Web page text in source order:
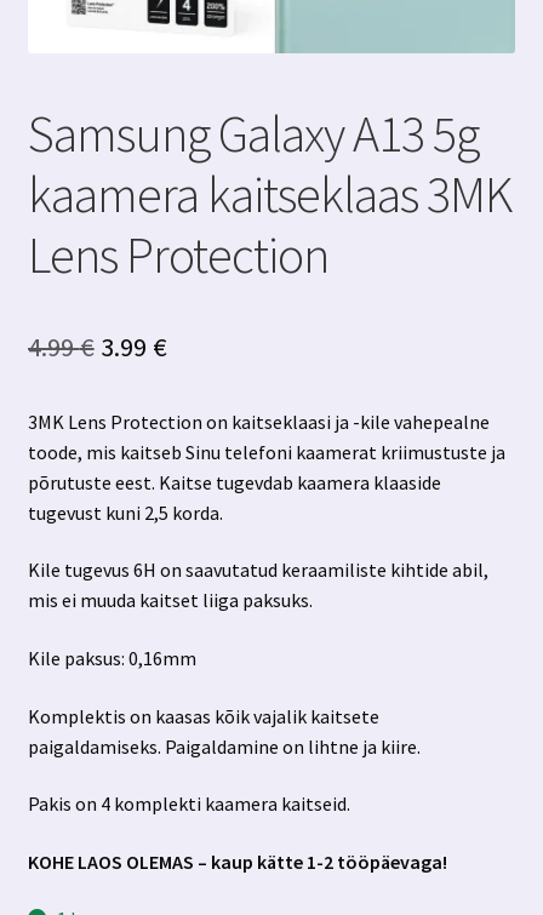
Samsung Galaxy A13 5g
kaamera kaitseklaas 3MK
Lens Protection
4.99€ Algne
oli:
4.99 €.
3.99 €Praegune
on:
3.99 €.
3MK Lens Protection on kaitseklaasi ja -kile vahepealne
toode, mis kaitseb Sinu telefoni kaamerat kriimustuste ja
põrutuste eest. Kaitse tugevdab kaamera klaaside
tugevust kuni 2,5 korda.
Kile tugevus 6H on saavutatud keraamiliste kihtide abil,
mis ei muuda kaitset liiga paksuks.
Kile paksus: 0,16mm
Komplektis on kaasas kõik vajalik kaitsete
paigaldamiseks. Paigaldamine on lihtne ja kiire.
Pakis on 4 komplekti kaamera kaitseid.
KOHE LAOS OLEMAS – kaup kätte 1-2 tööpäevaga!